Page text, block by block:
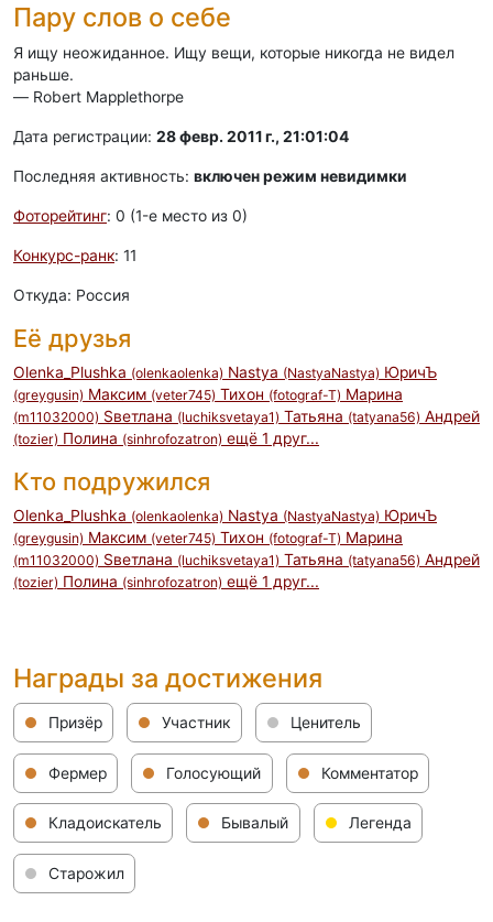
Пару слов о себе
Я ищу неожиданное. Ищу вещи, которые никогда не видел
раньше.
— Robert Mapplethorpe
Дата регистрации: 28 февр. 2011 г., 21:01:04
Последняя активность: включен режим невидимки
Фоторейтинг: 0 (1-e место из 0)
Конкурс-ранк: 11
Откуда: Россия
Её друзья
Olenka_Plushka (olenkaolenka) Nastya (NastyaNastya) ЮричЪ
(greygusin) Максим (veter745) Тихон (fotograf-T) Марина
(m11032000) Sветлана (luchiksvetaya1) Татьяна (tatyana56) Андрей
(tozier) Полина (sinhrofozatron) ещё 1 друг...
Кто подружился
Olenka_Plushka (olenkaolenka) Nastya (NastyaNastya) ЮричЪ
(greygusin) Максим (veter745) Тихон (fotograf-T) Марина
(m11032000) Sветлана (luchiksvetaya1) Татьяна (tatyana56) Андрей
(tozier) Полина (sinhrofozatron) ещё 1 друг...
Награды за достижения
Призёр Участник Ценитель
Фермер Голосующий Комментатор
Кладоискатель Бывалый Легенда
Старожил